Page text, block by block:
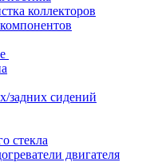
коллекторов
задних сидений
стекла
двигателя